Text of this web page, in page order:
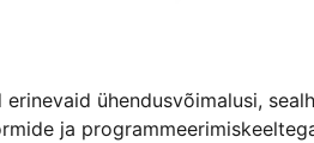
ühendusvõimalusi,
ja